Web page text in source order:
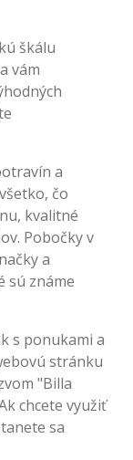
škálu
vám
a
čo
kvalitné
Pobočky v
a
sú známe
s ponukami a
stránku
"Billa
chcete využiť
sa